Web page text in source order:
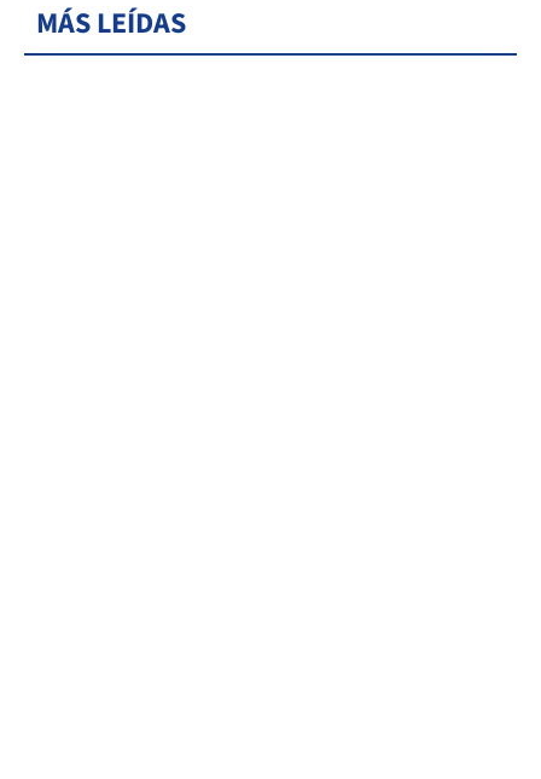
MÁS LEÍDAS